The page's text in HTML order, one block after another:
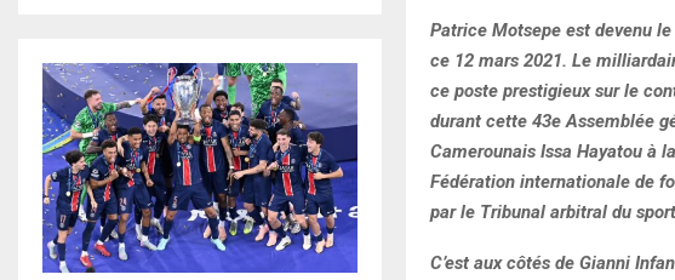
Patrice Motsepe est devenu
ce 12 mars 2021. Le
ce poste prestigieux sur le
durant cette 43e Assemblée
Camerounais Issa Hayatou à
Fédération internationale de
par le Tribunal arbitral du
C’est aux côtés de Gianni